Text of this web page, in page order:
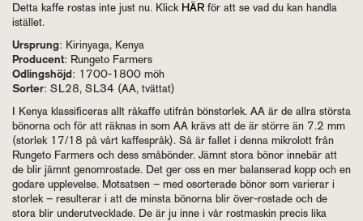
Detta kaffe rostas inte just nu. Klick HÄR för att se vad du kan handla
istället.
Ursprung: Kirinyaga, Kenya
Producent: Rungeto Farmers
Odlingshöjd: 1700-1800 möh
Sorter: SL28, SL34 (AA, tvättat)
I Kenya klassificeras allt råkaffe utifrån bönstorlek. AA är de allra största
bönorna och för att räknas in som AA krävs att de är större än 7.2 mm
(storlek 17/18 på vårt kaffespråk). Så är fallet i denna mikrolott från
Rungeto Farmers och dess småbönder. Jämnt stora bönor innebär att
de blir jämnt genomrostade. Det ger oss en mer balanserad kopp och en
godare upplevelse. Motsatsen – med osorterade bönor som varierar i
storlek – resulterar i att de minsta bönorna blir över-rostade och de
stora blir underutvecklade. De är ju inne i vår rostmaskin precis lika